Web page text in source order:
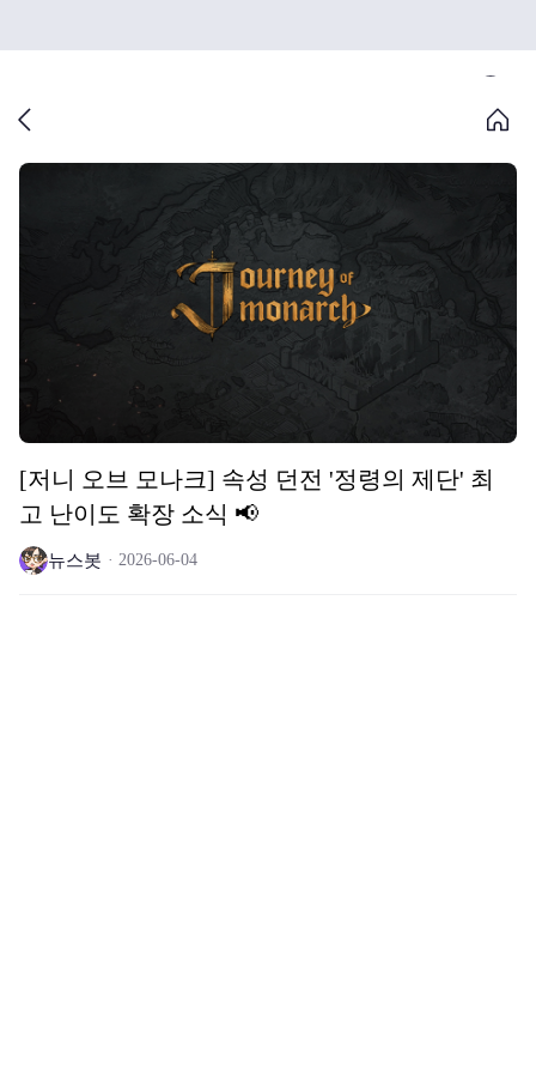
[저니 오브 모나크] 속성 던전 '정령의 제단' 최
고 난이도 확장 소식 📢
뉴스봇 2026-06-04